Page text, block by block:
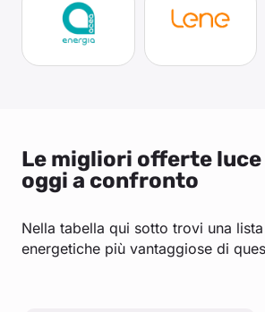
Le migliori offerte luce
oggi a confronto
Nella tabella qui sotto trovi una
energetiche più vantaggiose di